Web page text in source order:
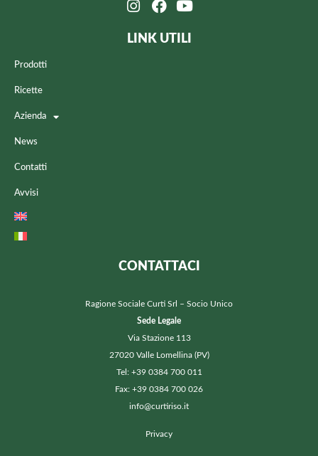
LINK UTILI
Prodotti
Ricette
Azienda
News
Contatti
Avvisi
CONTATTACI
Ragione Sociale Curti Srl – Socio Unico
Sede Legale
Via Stazione 113
27020 Valle Lomellina (PV)
Tel: +39 0384 700 011
Fax: +39 0384 700 026
info@curtiriso.it
Privacy